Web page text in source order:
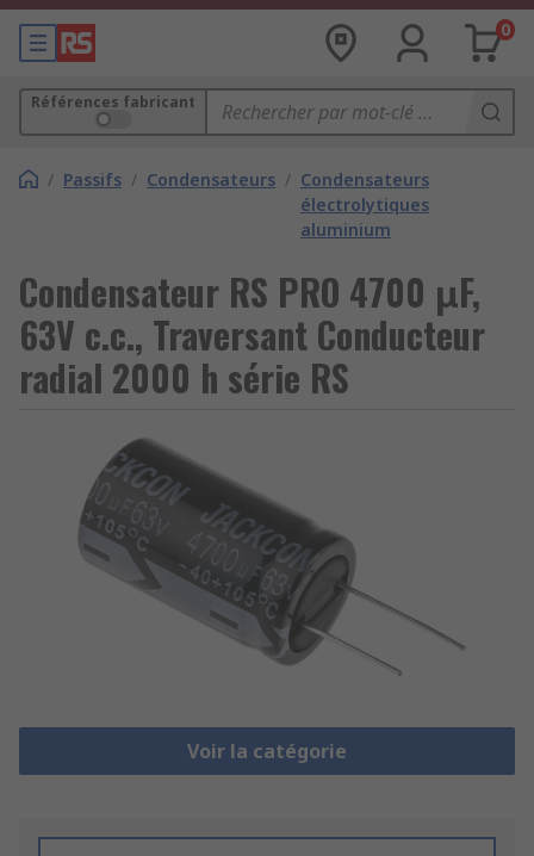
0
Références fabricant
/ Passifs / Condensateurs / Condensateurs
électrolytiques
aluminium
Condensateur RS PRO 4700 μF,
63V c.c., Traversant Conducteur
radial 2000 h série RS
Voir la catégorie